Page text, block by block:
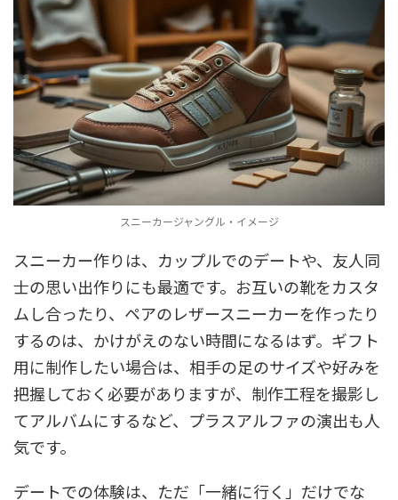
スニーカージャングル・イメージ
スニーカー作りは、カップルでのデートや、友人同
士の思い出作りにも最適です。お互いの靴をカスタ
ムし合ったり、ペアのレザースニーカーを作ったり
するのは、かけがえのない時間になるはず。ギフト
用に制作したい場合は、相手の足のサイズや好みを
把握しておく必要がありますが、制作工程を撮影し
てアルバムにするなど、プラスアルファの演出も人
気です。
デートでの体験は、ただ「一緒に行く」だけでな